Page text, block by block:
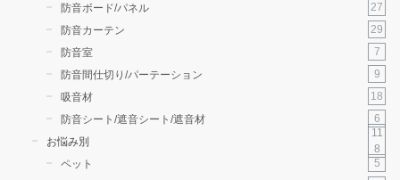
防音ボード/パネル
27
防音カーテン
29
防音室
7
防音間仕切り/パーテーション
9
吸音材
18
防音シート/遮音シート/遮音材
6
お悩み別
11
8
ペット
5